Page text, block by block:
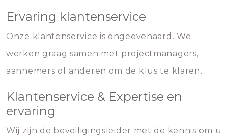
Ervaring klantenservice
Onze klantenservice is ongeëvenaard. We
werken graag samen met projectmanagers,
aannemers of anderen om de klus te klaren.
Klantenservice & Expertise en
ervaring
Wij zijn de beveiligingsleider met de kennis om u